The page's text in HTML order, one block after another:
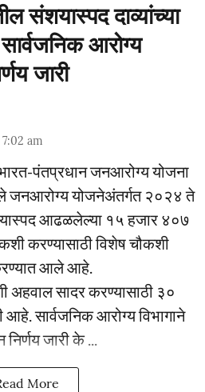
संशयास्पद दाव्यांच्या
आरोग्य
जारी
am
पंतप्रधान जनआरोग्य योजना
जनआरोग्य योजनेअंतर्गत २०२४ ते
आढळलेल्या १५ हजार ४०७
करण्यासाठी विशेष चौकशी
आले आहे.
सादर करण्यासाठी ३०
सार्वजनिक आरोग्य विभागाने
जारी के ...
More